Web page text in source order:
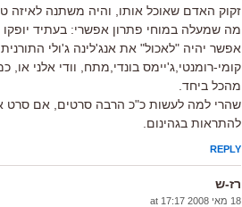
זקוק האדם שאוכל אותו, והיה משתנה לאיזה
מה שמעלה במוחי פתרון אפשרי: בעתיד
אפשר יהיה "לאכול" את אנג'לינה ג'ולי
קומי-רומנטי,ג'יימס בונדי,מתח, וודי אלני
מהכל ביחד.
שהרי למה לעשות כ"כ הרבה סרטים, אם סרט
להתראות בגהינום.
REPLY
רז-ש
18 מאי 2008 at 17:17